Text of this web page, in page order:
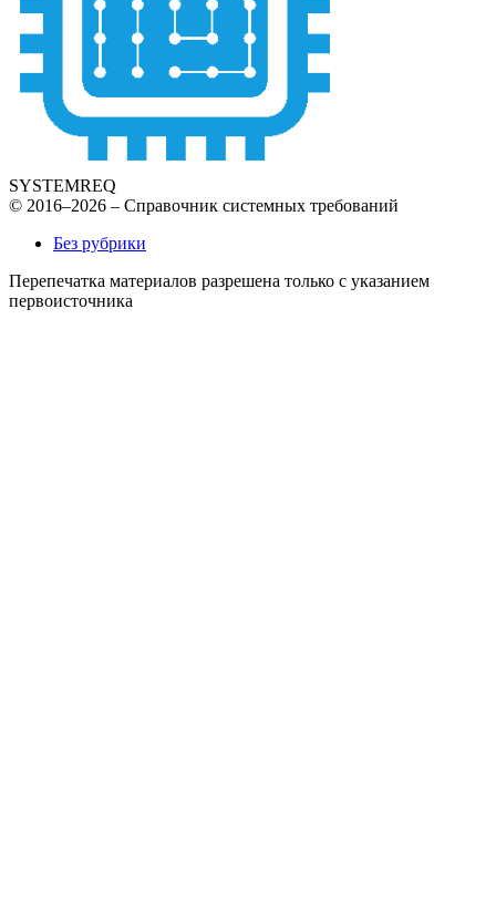
SYSTEMREQ
© 2016–2026 – Справочник системных требований
Без рубрики
Перепечатка материалов разрешена только с указанием
первоисточника